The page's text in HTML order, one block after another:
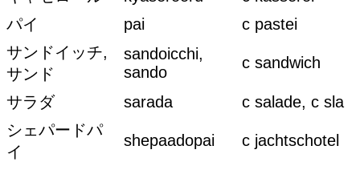
パイ
pai
c pastei
サンドイッチ,
サンド
sandoicchi,
sando
c sandwich
サラダ sarada
c salade, c sla
シェパードパ
イ
shepaadopai c jachtschotel